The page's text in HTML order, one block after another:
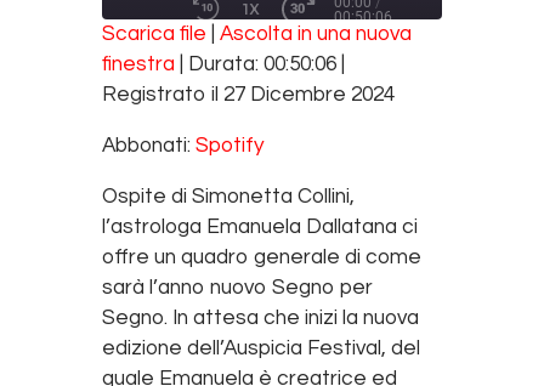
REWIND 10 SECONDS
1X
FAST FORWARD 30 SECONDS
00:50:06
SUBSCRIBE SHARE
Spotify
RSS FEED
SHARE
Scarica file
Ascolta in una nuova
finestra
Durata: 00:50:06
Registrato il 27 Dicembre 2024
Abbonati: Spotify
Ospite di Simonetta Collini,
l’astrologa Emanuela Dallatana ci
offre un quadro generale di come
sarà l’anno nuovo Segno per
Segno. In attesa che inizi la nuova
edizione dell’Auspicia Festival, del
quale Emanuela è creatrice ed